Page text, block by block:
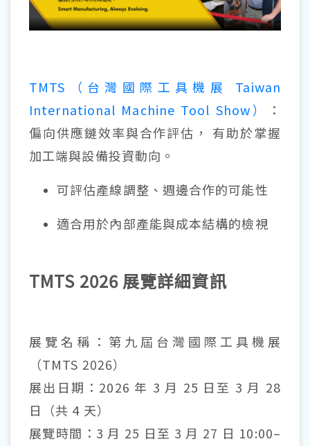
TMTS（台灣國際工具機展 Taiwan
International Machine Tool Show）
：
偏向供應鏈效率與合作評估， 有助於掌握
加工端與設備投資動向。
可評估產線調整、週邊合作的可能性
適合用於內部產能與成本結構的檢視
TMTS 2026 展覽詳細資訊
展覽名稱：第九屆台灣國際工具機展
（TMTS 2026）
展出日期：2026 年 3 月 25 日至 3 月 28
日（共 4 天）
展覽時間：3 月 25 日至 3 月 27 日 10:00–